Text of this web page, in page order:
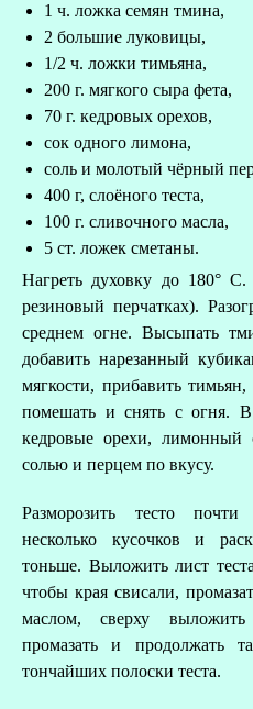
1 ч. ложка семян тмина,
2 большие луковицы,
1/2 ч. ложки тимьяна,
200 г. мягкого сыра фета,
70 г. кедровых орехов,
сок одного лимона,
соль и молотый чёрный
400 г, слоёного теста,
100 г. сливочного масла,
5 ст. ложек сметаны.
Нагреть духовку до 180°
резиновый перчатках).
среднем огне. Высыпать
добавить нарезанный
мягкости, прибавить
помешать и снять с огня.
кедровые орехи, лимонный
солью и перцем по вкусу.
Разморозить тесто
несколько кусочков и
тоньше. Выложить лист
чтобы края свисали,
маслом, сверху
промазать и продолжать
тончайших полоски теста.